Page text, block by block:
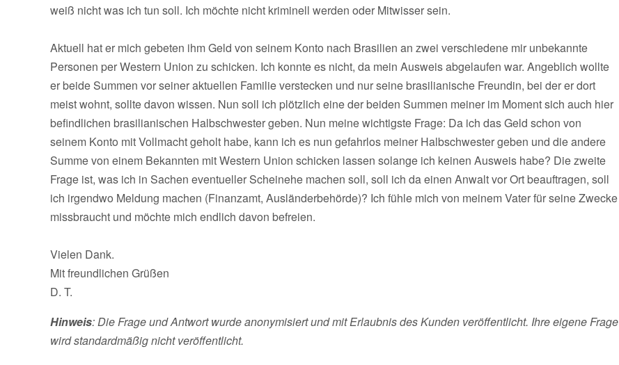
weiß nicht was ich tun soll. Ich möchte nicht kriminell werden oder Mitwisser sein.
Aktuell hat er mich gebeten ihm Geld von seinem Konto nach Brasilien an zwei verschiedene mir unbekannte
Personen per Western Union zu schicken. Ich konnte es nicht, da mein Ausweis abgelaufen war. Angeblich wollte
er beide Summen vor seiner aktuellen Familie verstecken und nur seine brasilianische Freundin, bei der er dort
meist wohnt, sollte davon wissen. Nun soll ich plötzlich eine der beiden Summen meiner im Moment sich auch hier
befindlichen brasilianischen Halbschwester geben. Nun meine wichtigste Frage: Da ich das Geld schon von
seinem Konto mit Vollmacht geholt habe, kann ich es nun gefahrlos meiner Halbschwester geben und die andere
Summe von einem Bekannten mit Western Union schicken lassen solange ich keinen Ausweis habe? Die zweite
Frage ist, was ich in Sachen eventueller Scheinehe machen soll, soll ich da einen Anwalt vor Ort beauftragen, soll
ich irgendwo Meldung machen (Finanzamt, Ausländerbehörde)? Ich fühle mich von meinem Vater für seine Zwecke
missbraucht und möchte mich endlich davon befreien.
Vielen Dank.
Mit freundlichen Grüßen
D. T.
Hinweis: Die Frage und Antwort wurde anonymisiert und mit Erlaubnis des Kunden veröffentlicht. Ihre eigene Frage
wird standardmäßig nicht veröffentlicht.